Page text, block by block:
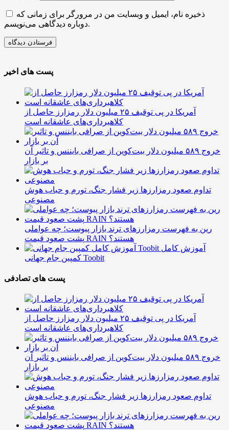
ذخیره نام، ایمیل و وبسایت من در مرورگر برای زمانی که
دوباره دیدگاهی می‌نویسم.
پست های اخیر
آمریکا در پی توقیف ۲۵ میلیون دلار رمزارز حاصل از
کلاهبرداری‌های عاشقانه است
خروج ۵۸۹ میلیون دلار بیت‌کوین از صرافی بایننس و تاثیر آن
بر بازار
تداوم صعود رمزارزها زیر فشار جنگ، تورم و حباب هوش
مصنوعی
رین به فهرست رمزارزهای ترند بازار پیوست؛ چه عواملی
پشت صعود قیمت RAIN هستند؟
آموزش کامل
کمپین جام جهانی Toobit
پست های تصادفی
آمریکا در پی توقیف ۲۵ میلیون دلار رمزارز حاصل از
کلاهبرداری‌های عاشقانه است
خروج ۵۸۹ میلیون دلار بیت‌کوین از صرافی بایننس و تاثیر آن
بر بازار
تداوم صعود رمزارزها زیر فشار جنگ، تورم و حباب هوش
مصنوعی